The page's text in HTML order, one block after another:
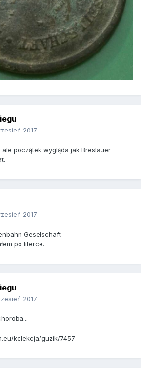
2017
początek wygląda jak Breslauer
2017
Geselschaft
po literce.
2017
kolekcja/guzik/7457